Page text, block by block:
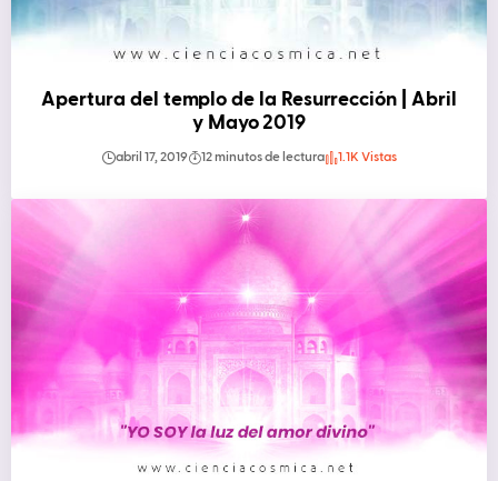
Apertura del templo de la Resurrección | Abril
y Mayo 2019
abril 17, 2019 12 minutos de lectura 1.1K Vistas